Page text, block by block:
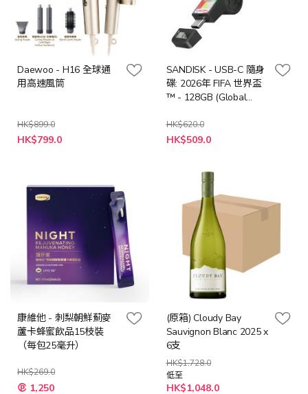
Daewoo - H16 全球通
用高速風筒
HK$899.0
特
殊
HK$799.0
SANDISK - USB-C 隨身
碟: 2026年 FIFA 世界盃
™ - 128GB (Global
G46)
HK$620.0
特
殊
HK$509.0
康維他 - 刺梨朝鮮薊麥
蘆卡蜂蜜飲品15枝裝
（每包25毫升）
HK$269.0
特 1,250
(原箱) Cloudy Bay
Sauvignon Blanc 2025 x
6支
HK$1,728.0
低至
HK$1,048.0